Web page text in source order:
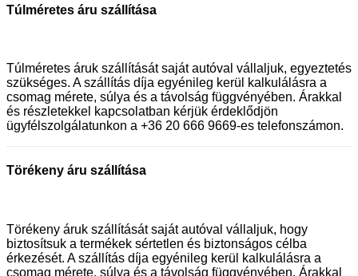
Túlméretes áru szállítása
Túlméretes áruk szállítását saját autóval vállaljuk, egyeztetés
szükséges. A szállítás díja egyénileg kerül kalkulálásra a
csomag mérete, súlya és a távolság függvényében. Árakkal
és részletekkel kapcsolatban kérjük érdeklődjön
ügyfélszolgálatunkon a +36 20 666 9669-es telefonszámon.
Törékeny áru szállítása
Törékeny áruk szállítását saját autóval vállaljuk, hogy
biztosítsuk a termékek sértetlen és biztonságos célba
érkezését. A szállítás díja egyénileg kerül kalkulálásra a
csomag mérete, súlya és a távolság függvényében. Árakkal